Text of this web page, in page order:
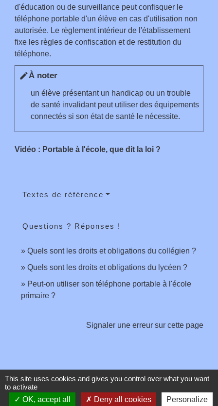
d'éducation ou de surveillance peut confisquer le
téléphone portable d'un élève en cas d'utilisation non
autorisée. Le règlement intérieur de l'établissement
fixe les règles de confiscation et de restitution du
téléphone.
editÀ noter
un élève présentant un handicap ou un trouble
de santé invalidant peut utiliser des équipements
connectés si son état de santé le nécessite.
Vidéo : Portable à l'école, que dit la loi ?
Textes de référence
Questions ? Réponses !
Quels sont les droits et obligations du collégien ?
Quels sont les droits et obligations du lycéen ?
Peut-on utiliser son téléphone portable à l'école
primaire ?
Signaler une erreur sur cette page
Contacts
This site uses cookies and gives you control over what you want
to activate
OK, accept all
Deny all cookies Personalize